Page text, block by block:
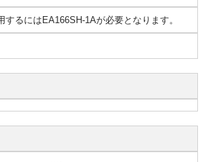
るにはEA166SH-1Aが必要となります。